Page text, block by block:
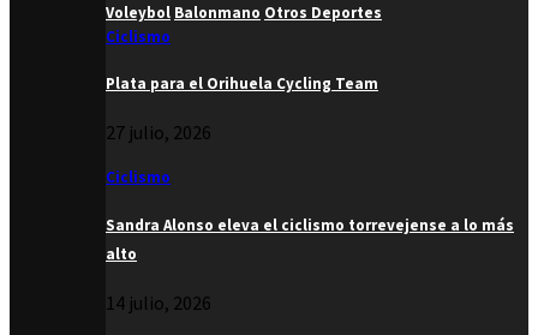
Voleybol Balonmano Otros Deportes
Ciclismo
Plata para el Orihuela Cycling Team
27 julio, 2026
Ciclismo
Sandra Alonso eleva el ciclismo torrevejense a lo más
alto
14 julio, 2026